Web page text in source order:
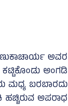
ಅವರ
ಅಂಗಡಿ
ಮಧ್ಯ ಬರಬಾರದು
ಅಪರಾಧ